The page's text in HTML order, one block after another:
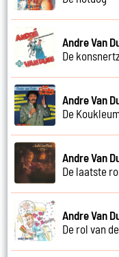
Andre Van
De
Andre Van
De
Andre Van
De laatste
Andre Van
De rol van